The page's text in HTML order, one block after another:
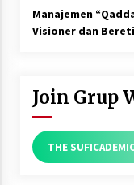
Manajemen
Visioner dan
Join Grup
THE